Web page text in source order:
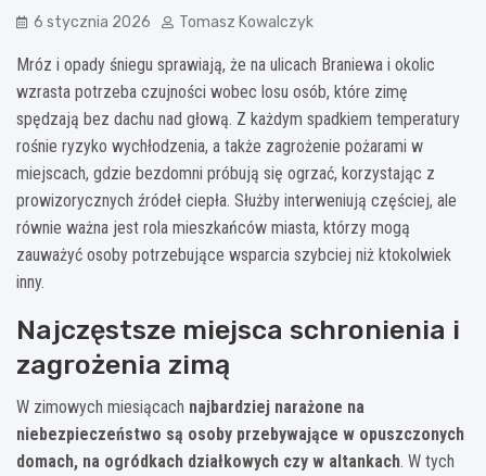
6 stycznia 2026 Tomasz Kowalczyk
Mróz i opady śniegu sprawiają, że na ulicach Braniewa i okolic
wzrasta potrzeba czujności wobec losu osób, które zimę
spędzają bez dachu nad głową. Z każdym spadkiem temperatury
rośnie ryzyko wychłodzenia, a także zagrożenie pożarami w
miejscach, gdzie bezdomni próbują się ogrzać, korzystając z
prowizorycznych źródeł ciepła. Służby interweniują częściej, ale
równie ważna jest rola mieszkańców miasta, którzy mogą
zauważyć osoby potrzebujące wsparcia szybciej niż ktokolwiek
inny.
Najczęstsze miejsca schronienia i
zagrożenia zimą
W zimowych miesiącach najbardziej narażone na
niebezpieczeństwo są osoby przebywające w opuszczonych
domach, na ogródkach działkowych czy w altankach. W tych